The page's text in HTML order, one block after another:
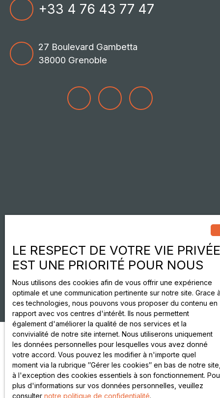
+33 4 76 43 77 47
27 Boulevard Gambetta
38000 Grenoble
LE RESPECT DE VOTRE VIE PRIVÉE
EST UNE PRIORITÉ POUR NOUS
Nous utilisons des cookies afin de vous offrir une expérience
optimale et une communication pertinente sur notre site. Grace
ces technologies, nous pouvons vous proposer du contenu en
rapport avec vos centres d'intérêt. Ils nous permettent
également d'améliorer la qualité de nos services et la
convivialité de notre site internet. Nous utiliserons uniquement
les données personnelles pour lesquelles vous avez donné
votre accord. Vous pouvez les modifier à n'importe quel
moment via la rubrique ″Gérer les cookies″ en bas de notre
à l'exception des cookies essentiels à son fonctionnement.
plus d'informations sur vos données personnelles, veuillez
consulter notre politique de confidentialité.